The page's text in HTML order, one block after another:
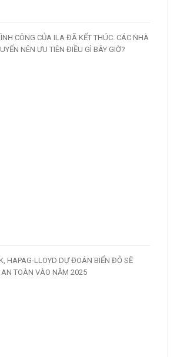
CÔNG CỦA ILA ĐÃ KẾT THÚC. CÁC NHÀ
NÊN ƯU TIÊN ĐIỀU GÌ BÂY GIỜ?
HAPAG-LLOYD DỰ ĐOÁN BIỂN ĐỎ SẼ
TOÀN VÀO NĂM 2025